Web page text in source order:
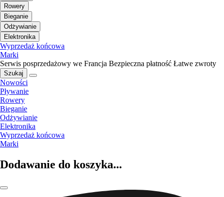
Rowery
Bieganie
Odżywianie
Elektronika
Wyprzedaż końcowa
Marki
Serwis posprzedażowy we Francja Bezpieczna płatność Łatwe zwroty
Szukaj
Nowości
Pływanie
Rowery
Bieganie
Odżywianie
Elektronika
Wyprzedaż końcowa
Marki
Dodawanie do koszyka...